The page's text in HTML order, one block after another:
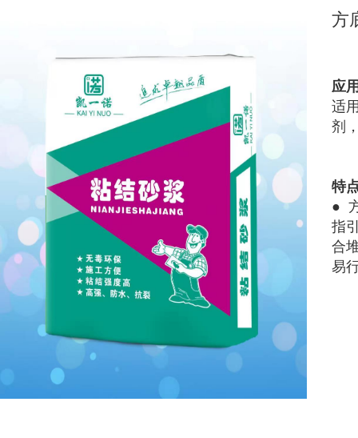
方
应
适
剂
特
●
指
合
易